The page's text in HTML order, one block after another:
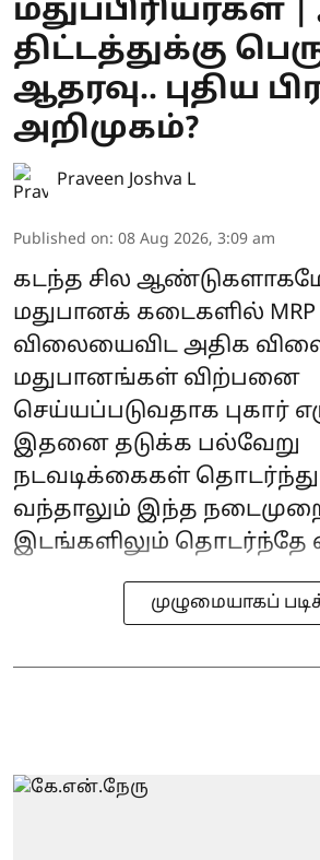
மதுப்பிரியர்கள்
திட்டத்துக்கு
ஆதரவு.. புதிய
அறிமுகம்?
Praveen Joshva L
Published on: 08 Aug 2026, 3:09 am
கடந்த சில
மதுபானக் கடைகளில் MRP
விலையைவிட அதிக
மதுபானங்கள் விற்பனை
செய்யப்படுவதாக புகார்
இதனை தடுக்க பல்வேறு
நடவடிக்கைகள் தொடர்ந்து
வந்தாலும் இந்த
இடங்களிலும் தொடர்ந்தே
முழுமையாகப்